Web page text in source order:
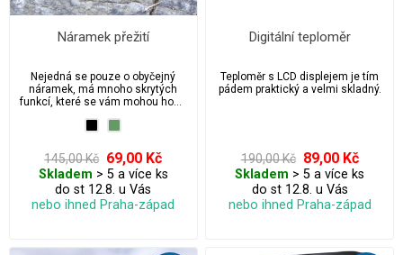
Náramek přežití
Nejedná se pouze o obyčejný
náramek, má mnoho skrytých
funkcí, které se vám mohou hodit
145,00 Kč 69,00 Kč
Skladem > 5 a více ks
do st 12.8. u Vás
nebo ihned Praha-západ
Digitální teploměr
Teploměr s LCD displejem je tím
pádem praktický a velmi skladný.
190,00 Kč 89,00 Kč
Skladem > 5 a více ks
do st 12.8. u Vás
nebo ihned Praha-západ